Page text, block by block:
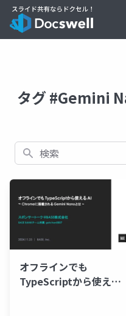
タグ #Gemini
検索
オフラインでも
TypeScriptから使える